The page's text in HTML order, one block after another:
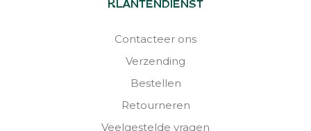
KLANTENDIENST
Contacteer ons
Verzending
Bestellen
Retourneren
Veelgestelde vragen